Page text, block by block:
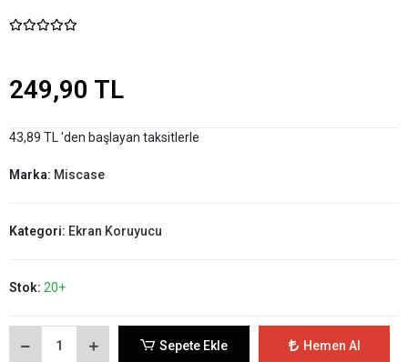
249,90 TL
43,89 TL 'den başlayan taksitlerle
Marka: Miscase
Kategori: Ekran Koruyucu
Stok: 20+
Sepete Ekle Hemen Al